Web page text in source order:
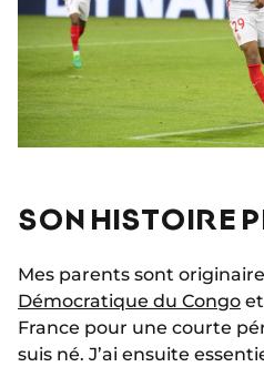
SON HISTOIRE
Mes parents sont
Démocratique du Congo
France pour une courte
suis né. J’ai ensuite